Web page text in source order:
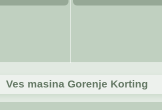
Ves masina Gorenje Korting